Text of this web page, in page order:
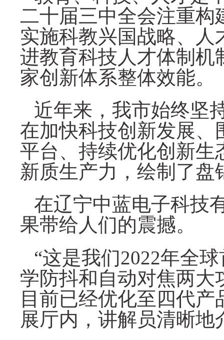
二十届三中全会注重构
实施科教兴国战略、
进教育科技人才体制机
家创新体系整体效能。
近年来，我市始终坚
在加快科技创新发展、
平台、持续优化创新生
新质生产力，绘制了
在辽宁中蓝电子科技
果带给人们的震撼。
“这是我们2022年全
学防抖和自动对焦两大
目前已经优化至四代
展厅内，讲解员清晰